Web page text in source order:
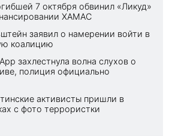
7 октября обвинил «Ликуд»
ХАМАС
заявил о намерении войти в
коалицию
захлестнула волна слухов о
полиция официально
активисты пришли в
с фото террористки